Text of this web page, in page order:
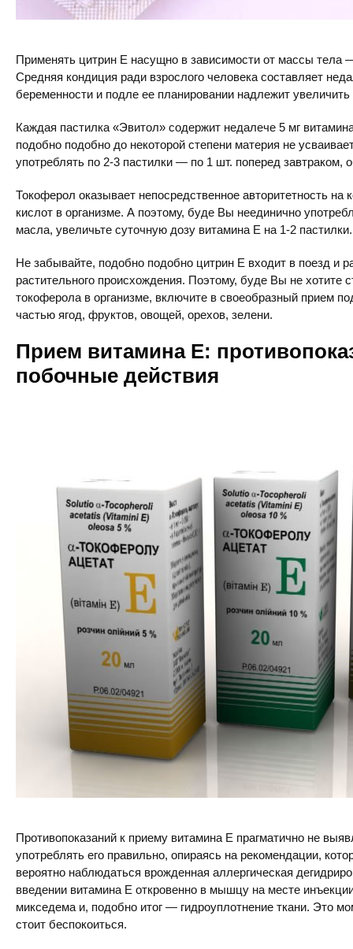
Применять цитрин Е насущно в зависимости от массы тела
Средняя кондиция ради взрослого человека составляет
беременности и подле ее планировании надлежит
Каждая пастилка «Эвитол» содержит недалече 5 мг
подобно подобно до некоторой степени материя не
употреблять по 2-3 пастилки — по 1 шт. поперед завтраком,
Токоферол оказывает непосредственное авторитетность на
кислот в организме. А поэтому, буде Вы неединично
масла, увеличьте суточную дозу витамина Е на 1-2 пастилки.
Не забывайте, подобно подобно цитрин Е входит в поезд и
растительного происхождения. Поэтому, буде Вы не хотите
токоферола в организме, включите в своеобразный прием
частью ягод, фруктов, овощей, орехов, зелени.
Прием витамина Е:
побочные действия
Противопоказаний к приему витамина Е прагматично не
употреблять его правильно, опираясь на рекомендации,
вероятно наблюдаться врожденная аллергическая
введении витамина Е откровенно в мышцу на месте
микседема и, подобно итог — гидроуплотнение ткани. Это
стоит беспокоиться.